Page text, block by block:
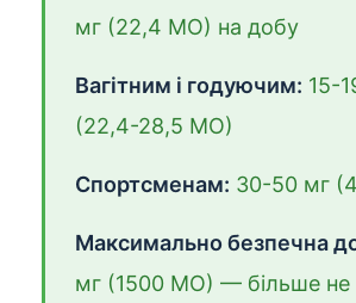
мг (22,4 МО) на добу
Вагітним і годуючим: 15-
(22,4-28,5 МО)
Спортсменам: 30-50 мг
Максимально безпечна
мг (1500 МО) — більше не